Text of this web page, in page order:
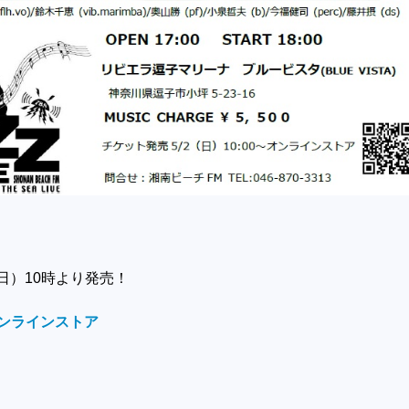
）10時より発売！
ラインストア